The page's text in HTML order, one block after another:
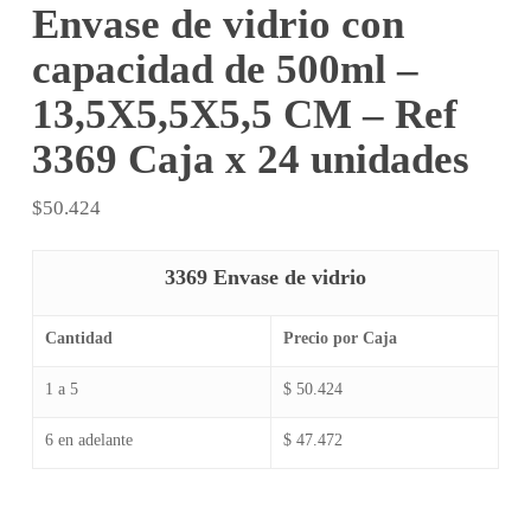
Envase de vidrio con
capacidad de 500ml –
13,5X5,5X5,5 CM – Ref
3369 Caja x 24 unidades
$50.424
3369 Envase de vidrio
Cantidad Precio por Caja
1 a 5 $ 50.424
6 en adelante $ 47.472